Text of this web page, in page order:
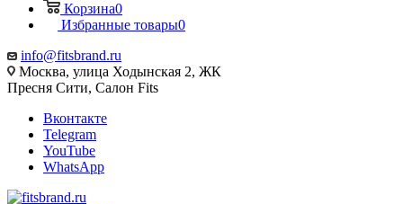
Корзина0
Избранные товары0
info@fitsbrand.ru
Москва, улица Ходынская 2, ЖК
Пресня Сити, Салон Fits
Вконтакте
Telegram
YouTube
WhatsApp